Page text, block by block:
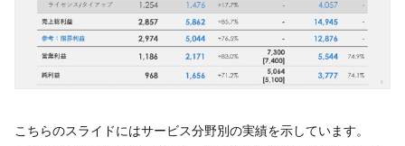
こちらのスライドにはサービス分野別の実績を示しています。